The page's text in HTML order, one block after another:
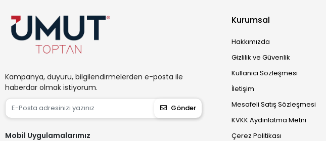
Kampanya, duyuru, bilgilendirmelerden e-posta ile
haberdar olmak istiyorum.
Gönder
Mobil Uygulamalarımız
Kurumsal
Hakkımızda
Gizlilik ve Güvenlik
Kullanıcı Sözleşmesi
İletişim
Mesafeli Satış Sözleşmesi
KVKK Aydınlatma Metni
Çerez Politikası